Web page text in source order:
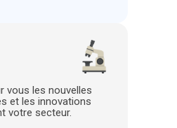
vous les nouvelles
et les innovations
votre secteur.